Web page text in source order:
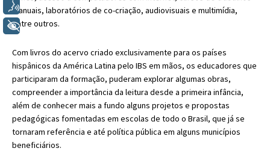
manuais, laboratórios de co-criação, audiovisuais e multimídia,
entre outros.
Com livros do acervo criado exclusivamente para os países
hispânicos da América Latina pelo IBS em mãos, os educadores que
participaram da formação, puderam explorar algumas obras,
compreender a importância da leitura desde a primeira infância,
além de conhecer mais a fundo alguns projetos e propostas
pedagógicas fomentadas em escolas de todo o Brasil, que já se
tornaram referência e até política pública em alguns municípios
beneficiários.
Voz
+ Acessibilidade